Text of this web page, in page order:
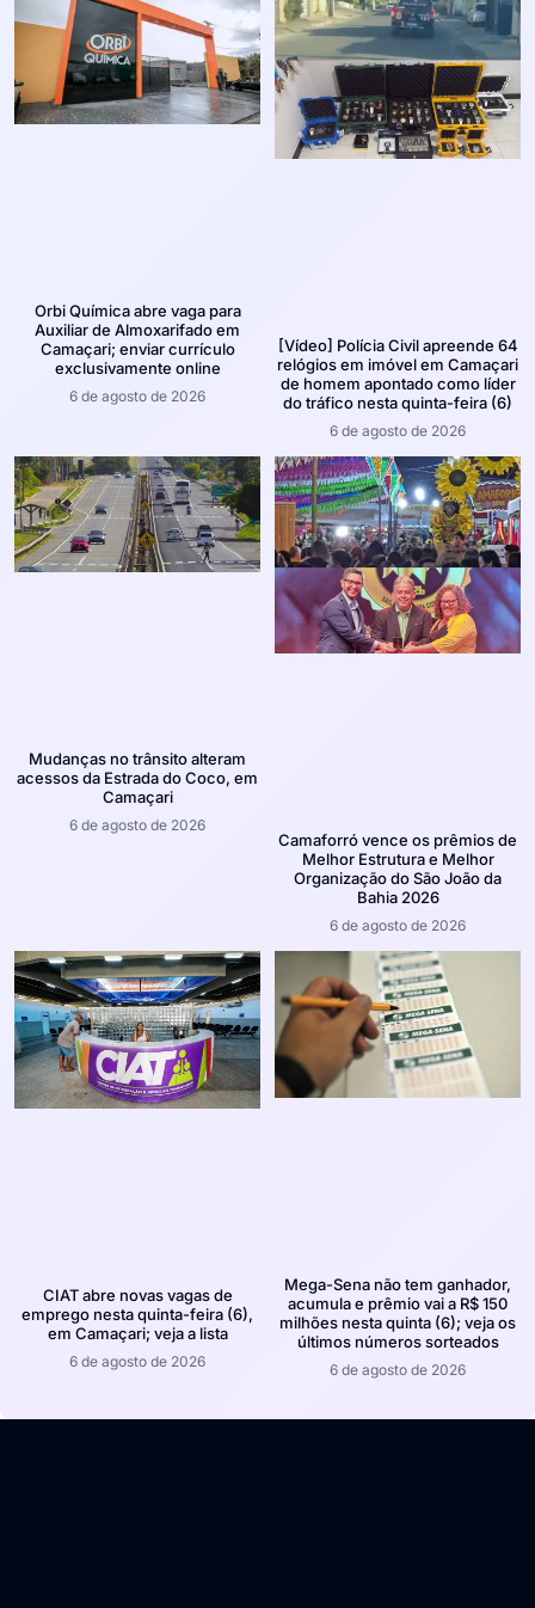
Orbi Química abre vaga para
Auxiliar de Almoxarifado em
Camaçari; enviar currículo
exclusivamente online
6 de agosto de 2026
[Vídeo] Polícia Civil apreende 64
relógios em imóvel em Camaçari
de homem apontado como líder
do tráfico nesta quinta-feira (6)
6 de agosto de 2026
Mudanças no trânsito alteram
acessos da Estrada do Coco, em
Camaçari
6 de agosto de 2026
Camaforró vence os prêmios de
Melhor Estrutura e Melhor
Organização do São João da
Bahia 2026
6 de agosto de 2026
CIAT abre novas vagas de
emprego nesta quinta-feira (6),
em Camaçari; veja a lista
6 de agosto de 2026
Mega-Sena não tem ganhador,
acumula e prêmio vai a R$ 150
milhões nesta quinta (6); veja os
últimos números sorteados
6 de agosto de 2026